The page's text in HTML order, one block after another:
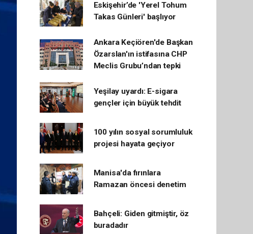
Eskişehir’de 'Yerel Tohum
Takas Günleri' başlıyor
Ankara Keçiören'de Başkan
Özarslan'ın istifasına CHP
Meclis Grubu’ndan tepki
Yeşilay uyardı: E-sigara
gençler için büyük tehdit
100 yılın sosyal sorumluluk
projesi hayata geçiyor
Manisa'da fırınlara
Ramazan öncesi denetim
Bahçeli: Giden gitmiştir, öz
buradadır